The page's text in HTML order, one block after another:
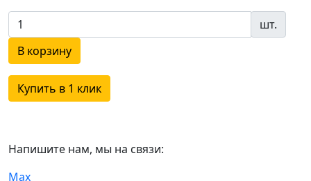
шт.
В корзину
Купить в 1 клик
Напишите нам, мы на связи:
Max